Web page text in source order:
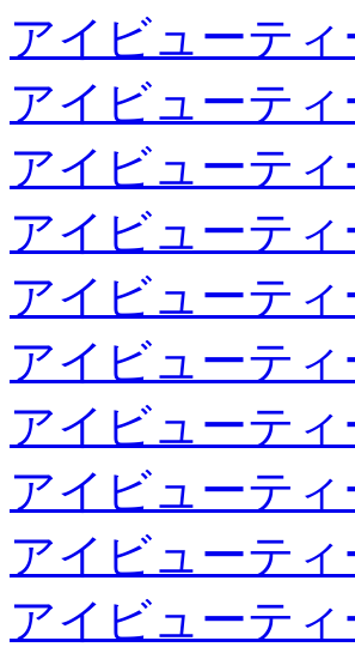
アイビューテ
アイビューテ
アイビューテ
アイビューテ
アイビューテ
アイビューテ
アイビューテ
アイビューテ
アイビューテ
アイビューテ